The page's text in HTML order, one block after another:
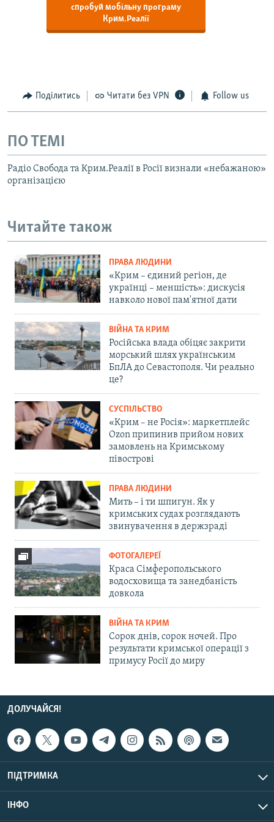
спробуй мобільну програму
Крим.Реалії
Поділитись Читати без VPN Follow us
ПО ТЕМІ
Радіо Свобода та Крим.Реалії в Росії визнали «небажаною»
організацією
Читайте також
ПРАВА ЛЮДИНИ
«Крим – єдиний регіон, де
українці – меншість»: дискусія
навколо нової пам'ятної дати
ВІЙНА ТА КРИМ
Російська влада обіцяє закрити
морський шлях українським
БпЛА до Севастополя. Чи реально
це?
СУСПІЛЬСТВО
«Крим – не Росія»: маркетплейс
Ozon припинив прийом нових
замовлень на Кримському
півострові
ПРАВА ЛЮДИНИ
Мить – і ти шпигун. Як у
кримських судах розглядають
звинувачення в держзраді
ФОТОГАЛЕРЕЇ
Краса Сімферопольського
водосховища та занедбаність
довкола
ВІЙНА ТА КРИМ
Сорок днів, сорок ночей. Про
результати кримської операції з
примусу Росії до миру
ДОЛУЧАЙСЯ!
ПІДТРИМКА
ІНФО